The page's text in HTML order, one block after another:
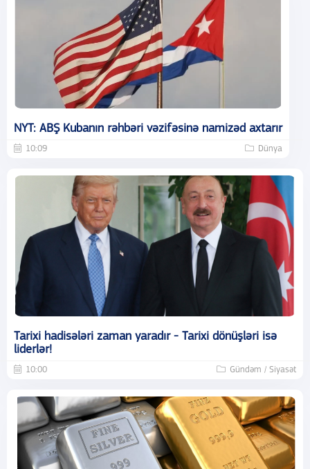
NYT: ABŞ Kubanın rəhbəri vəzifəsinə namizəd axtarır
10:09 Dünya
Tarixi hadisələri zaman yaradır - Tarixi dönüşləri isə
liderlər!
10:00 Gündəm / Siyasət